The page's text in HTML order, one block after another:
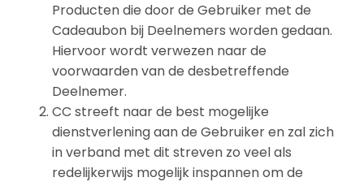
Producten die door de Gebruiker met de
Cadeaubon bij Deelnemers worden gedaan.
Hiervoor wordt verwezen naar de
voorwaarden van de desbetreffende
Deelnemer.
CC streeft naar de best mogelijke
dienstverlening aan de Gebruiker en zal zich
in verband met dit streven zo veel als
redelijkerwijs mogelijk inspannen om de